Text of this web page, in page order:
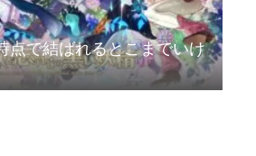
点で結ばれるとこまでいけ